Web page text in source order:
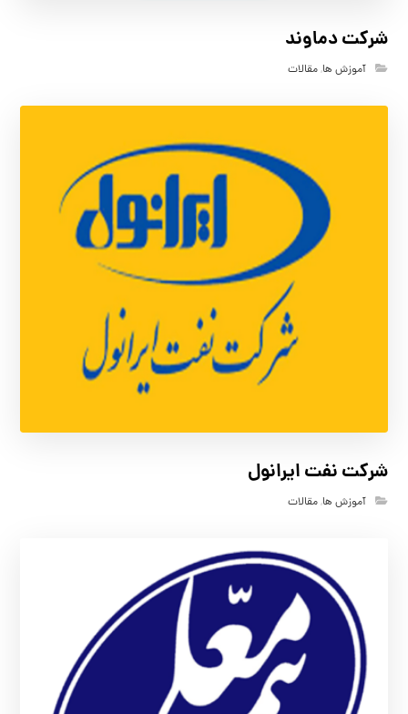
شرکت دماوند
آموزش ها,مقالات
شرکت نفت ایرانول
آموزش ها,مقالات